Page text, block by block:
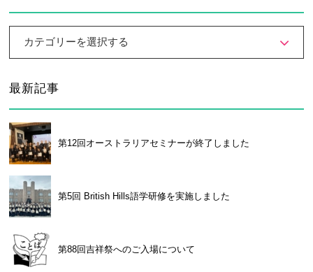
学校説明会等イベント情報 デジタルパンフレット
募集要項 入試結果
入試問題
保護者の方へ
卒業生及び卒業生保護者の方へ
KICHIJO NEWS
アクセス
カテゴリーを選択する
最新記事
第12回オーストラリアセミナーが終了しました
第5回 British Hills語学研修を実施しました
第88回吉祥祭へのご入場について